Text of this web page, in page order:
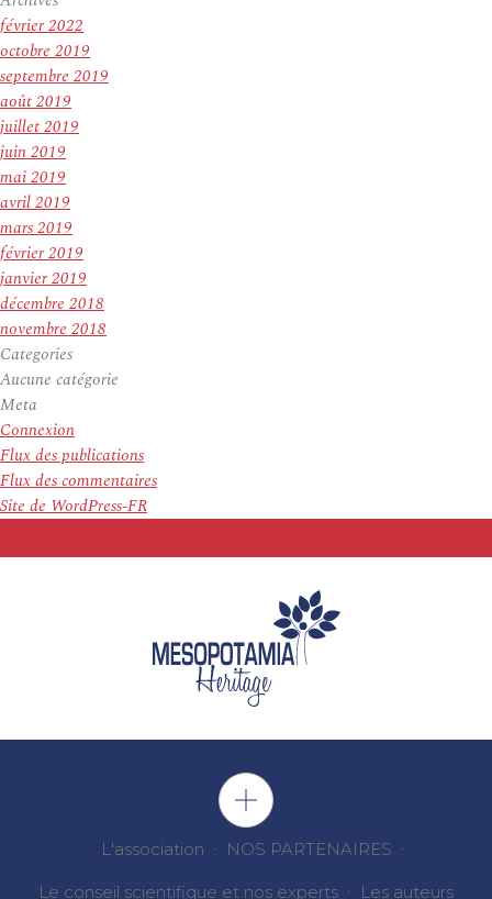
février 2022
octobre 2019
septembre 2019
août 2019
juillet 2019
juin 2019
mai 2019
avril 2019
mars 2019
février 2019
janvier 2019
décembre 2018
novembre 2018
Categories
Aucune catégorie
Meta
Connexion
Flux des publications
Flux des commentaires
Site de WordPress-FR
L'association NOS PARTENAIRES
Le conseil scientifique et nos experts Les auteurs